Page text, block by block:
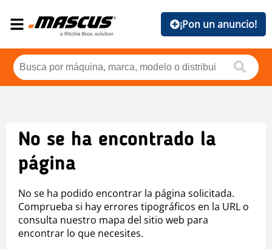
¡Pon un anuncio!
No se ha encontrado la
página
No se ha podido encontrar la página solicitada.
Comprueba si hay errores tipográficos en la URL o
consulta nuestro mapa del sitio web para
encontrar lo que necesites.